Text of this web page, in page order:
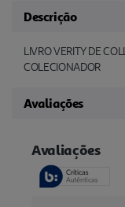
Descrição
LIVRO VERITY DE
COLECIONADOR
Avaliações